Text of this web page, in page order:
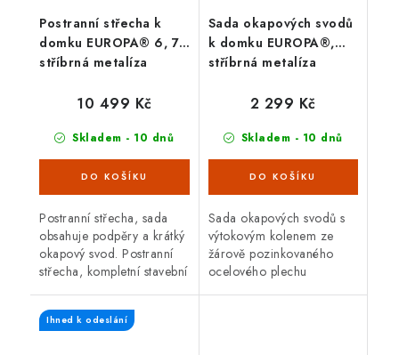
Postranní střecha k
domku EUROPA® 6, 7,
stříbrná metalíza
Skladem - 10 dnů
10 499 Kč
Postranní střecha, sada
obsahuje podpěry a krátký
okapový svod. Postranní
střecha, kompletní stavební
možná vpravo a/nebo
vlevo, postranní průchozí...
Sada okapových svodů
k domku EUROPA®,
stříbrná metalíza
Skladem - 10 dnů
2 299 Kč
Sada okapových svodů s
výtokovým kolenem ze
žárově pozinkovaného
ocelového plechu
Ihned k odeslání